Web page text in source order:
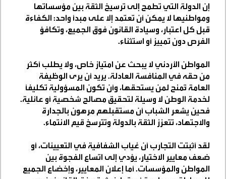
إن الدولة التي تطمح إلى ترسيخ الثقة بين مؤسساتها
ومواطنيها لا يمكن أن تعتمد إلا على مبدأ واحد: الكفاءة
قبل كل اعتبار، وسيادة القانون فوق الجميع، وتكافؤ
الفرص دون تمييز أو استثناء.
المواطن الأردني لا يبحث عن امتياز خاص، ولا يطلب أكثر
من حقه في المنافسة العادلة. يريد أن يرى الوظيفة
العامة تُمنح لمن يستحقها، وأن تكون المسؤولية تكليفًا
لخدمة الوطن لا وسيلة لتحقيق مصالح شخصية أو عائلية.
فحين يشعر الشباب أن مستقبلهم مرهون بالجدارة
والاجتهاد، تتعزز الثقة بالدولة وتترسخ قيم الانتماء.
لقد أثبتت التجارب أن غياب الشفافية في التعيينات، أو
ضعف معايير الاختيار، يؤدي إلى اتساع الفجوة بين
المواطن والمؤسسات. أما إعلان المعايير، وإخضاع الجميع